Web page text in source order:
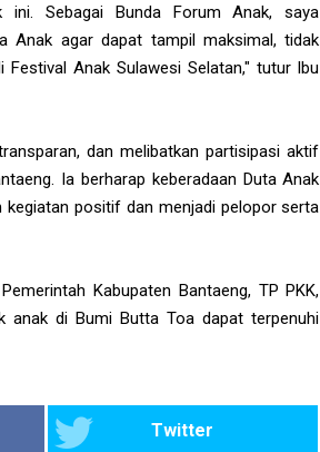
ini. Sebagai Bunda Forum Anak, saya
Anak agar dapat tampil maksimal, tidak
Anak Sulawesi Selatan," tutur Ibu
dan melibatkan partisipasi aktif
Ia berharap keberadaan Duta Anak
positif dan menjadi pelopor serta
Kabupaten Bantaeng, TP PKK,
anak di Bumi Butta Toa dapat terpenuhi
Twitter